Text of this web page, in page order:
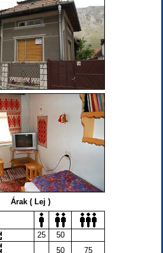
Árak ( Lej )
25
50
50 75